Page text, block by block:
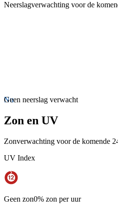
Neerslagverwachting voor de
Nu
Geen neerslag verwacht
Zon en UV
Zonverwachting voor de komende
UV Index
Geen zon0% zon per uur